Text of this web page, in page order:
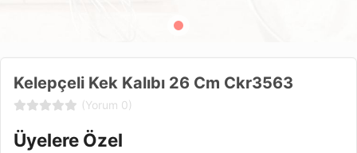
Kelepçeli Kek Kalıbı 26 Cm Ckr3563
(Yorum 0)
Üyelere Özel